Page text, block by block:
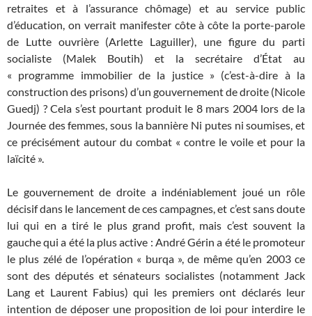
retraites et à l’assurance chômage) et au service public
d’éducation, on verrait manifester côte à côte la porte-parole
de Lutte ouvrière (Arlette Laguiller), une figure du parti
socialiste (Malek Boutih) et la secrétaire d’État au
« programme immobilier de la justice » (c’est-à-dire à la
construction des prisons) d’un gouvernement de droite (Nicole
Guedj) ? Cela s’est pourtant produit le 8 mars 2004 lors de la
Journée des femmes, sous la bannière Ni putes ni soumises, et
ce précisément autour du combat « contre le voile et pour la
laïcité ».
Le gouvernement de droite a indéniablement joué un rôle
décisif dans le lancement de ces campagnes, et c’est sans doute
lui qui en a tiré le plus grand profit, mais c’est souvent la
gauche qui a été la plus active : André Gérin a été le promoteur
le plus zélé de l’opération « burqa », de même qu’en 2003 ce
sont des députés et sénateurs socialistes (notamment Jack
Lang et Laurent Fabius) qui les premiers ont déclarés leur
intention de déposer une proposition de loi pour interdire le